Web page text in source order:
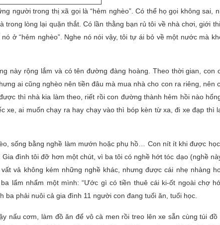
người trong thị xã gọi là “hẻm nghèo”. Có thể họ gọi không sai,
trong lòng lại quặn thắt. Có lần thằng bạn rủ tôi về nhà chơi, giới
ở “hẻm nghèo”. Nghe nó nói vậy, tôi tự ái bỏ về một nước mà
này rộng lắm và có tên đường đàng hoàng. Theo thời gian, con
ai cũng nghèo nên tiền đâu mà mua nhà cho con ra riêng, nên
thì nhà kia làm theo, riết rồi con đường thành hẻm hồi nào
xe, ai muốn chạy ra hay chạy vào thì bóp kèn từ xa, đi xe đạp thì
sống bằng nghề làm mướn hoặc phụ hồ… Con nít ít khi được
đình tôi đỡ hơn một chút, vì ba tôi có nghề hớt tóc dạo (nghề
vả không kém những nghề khác, nhưng được cái nhẹ nhàng
lẩm nhẩm một mình: “Ước gì có tiền thuê cái ki-ốt ngoài chợ
ba phải nuôi cả gia đình 11 người con đang tuổi ăn, tuổi học.
nấu cơm, làm đồ ăn để vô cà men rồi treo lên xe sẵn cùng túi đồ